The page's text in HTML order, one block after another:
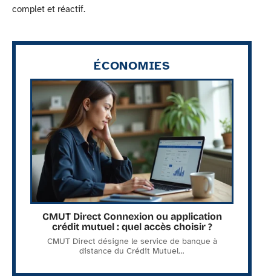
complet et réactif.
ÉCONOMIES
CMUT Direct Connexion ou application
crédit mutuel : quel accès choisir ?
CMUT Direct désigne le service de banque à
distance du Crédit Mutuel…